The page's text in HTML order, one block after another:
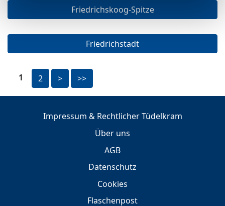
Friedrichskoog-Spitze
Friedrichstadt
1 2 > >>
Impressum & Rechtlicher Tüdelkram
Über uns
AGB
Datenschutz
Cookies
Flaschenpost